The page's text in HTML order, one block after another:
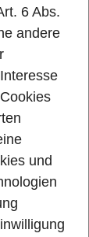
6 Abs.
andere
und